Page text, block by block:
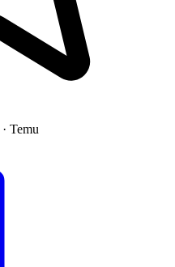
· Temu